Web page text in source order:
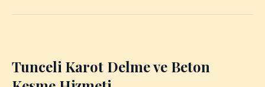
Tunceli Karot Delme ve Beton